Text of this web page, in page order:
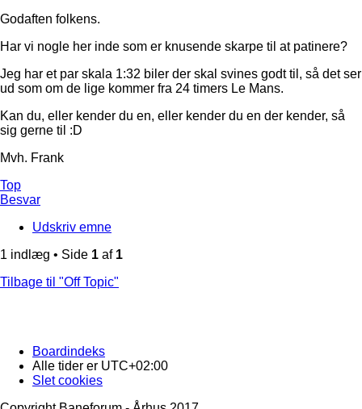
Godaften folkens.
Har vi nogle her inde som er knusende skarpe til at patinere?
Jeg har et par skala 1:32 biler der skal svines godt til, så det ser
ud som om de lige kommer fra 24 timers Le Mans.
Kan du, eller kender du en, eller kender du en der kender, så
sig gerne til :D
Mvh. Frank
Top
Besvar
Udskriv emne
1 indlæg • Side 1 af 1
Tilbage til "Off Topic"
Boardindeks
Alle tider er UTC+02:00
Slet cookies